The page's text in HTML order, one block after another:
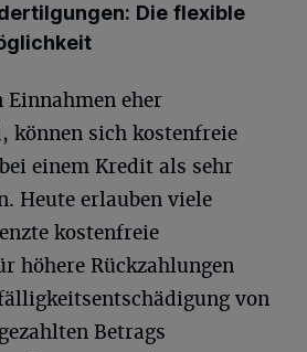
Die flexible
Einnahmen eher
können sich kostenfreie
einem Kredit als sehr
Heute erlauben viele
kostenfreie
höhere Rückzahlungen
von
Betrags